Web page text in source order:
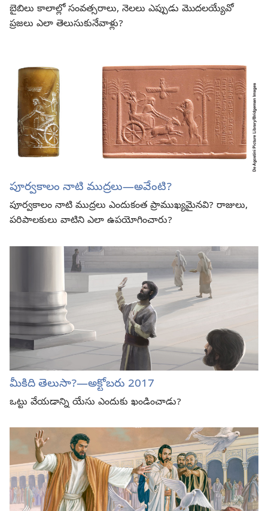
బైబిలు కాలాల్లో సంవత్సరాలు, నెలలు ఎప్పుడు మొదలయ్యేవో
ప్రజలు ఎలా తెలుసుకునేవాళ్లు?
పూర్వకాలం నాటి ముద్రలు—అవేంటి?
పూర్వకాలం నాటి ముద్రలు ఎందుకంత ప్రాముఖ్యమైనవి? రాజులు,
పరిపాలకులు వాటిని ఎలా ఉపయోగించారు?
మీకిది తెలుసా?​​—⁠అక్టోబరు 2017
ఒట్టు వేయడాన్ని యేసు ఎందుకు ఖండించాడు?